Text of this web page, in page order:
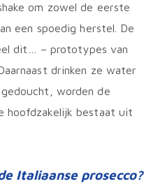
om zowel de eerste
een spoedig herstel. De
dit… – prototypes van
drinken ze water
worden de
hoofdzakelijk bestaat uit
Italiaanse prosecco?